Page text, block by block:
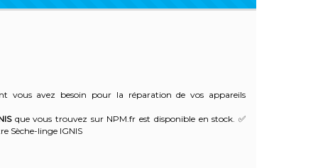
vous avez besoin pour la réparation de vos appareils
que vous trouvez sur NPM.fr est disponible en stock. ✅
Sèche-linge IGNIS